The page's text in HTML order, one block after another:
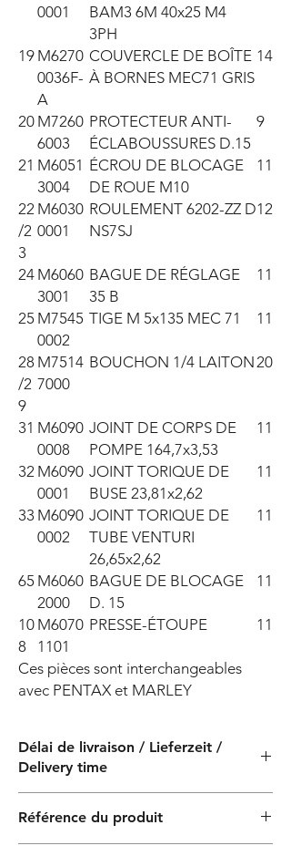
0001
BAM3 6M 40x25 M4
3PH
19 M6270
0036F-
A
COUVERCLE DE BOÎTE
À BORNES MEC71 GRIS
14
20 M7260
6003
PROTECTEUR ANTI-
ÉCLABOUSSURES D.15
9
21 M6051
3004
ÉCROU DE BLOCAGE
DE ROUE M10
11
22
/2
3
M6030
0001
ROULEMENT 6202-ZZ D
NS7SJ
12
24 M6060
3001
BAGUE DE RÉGLAGE
35 B
11
25 M7545
0002
TIGE M 5x135 MEC 71 11
28
/2
9
M7514
7000
BOUCHON 1/4 LAITON20
31 M6090
0008
JOINT DE CORPS DE
POMPE 164,7x3,53
11
32 M6090
0001
JOINT TORIQUE DE
BUSE 23,81x2,62
11
33 M6090
0002
JOINT TORIQUE DE
TUBE VENTURI
26,65x2,62
11
65 M6060
2000
BAGUE DE BLOCAGE
D. 15
11
10
8
M6070
1101
PRESSE-ÉTOUPE 11
Ces pièces sont interchangeables
avec PENTAX et MARLEY
Délai de livraison / Lieferzeit /
Delivery time
Référence du produit